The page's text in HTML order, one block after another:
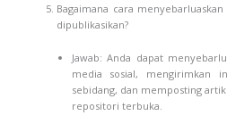
Bagaimana cara
dipublikasikan?
Jawab: Anda dapat
media sosial, mengirimkan
sebidang, dan memposting
repositori terbuka.